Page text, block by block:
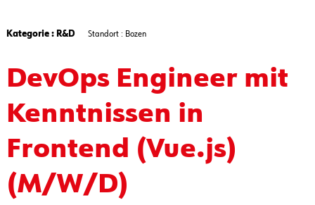
Kategorie : R&D Standort : Bozen
DevOps Engineer mit
Kenntnissen in
Frontend (Vue.js)
(M/W/D)